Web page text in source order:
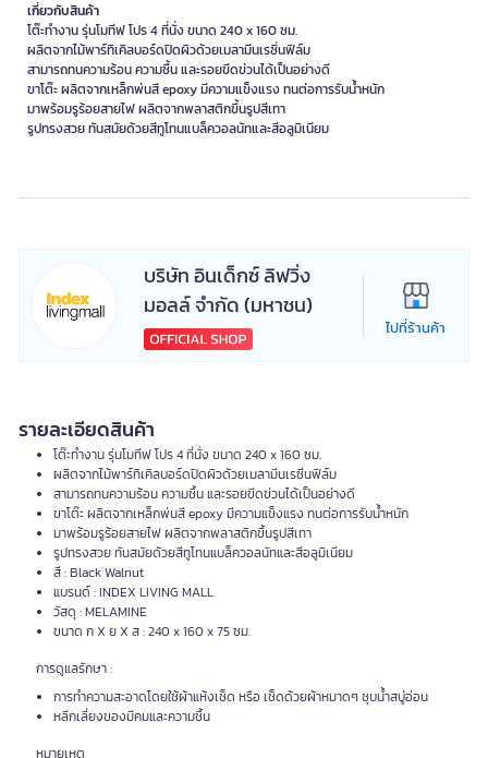
เกี่ยวกับสินค้า
โต๊ะทำงาน รุ่นโมทีฟ โปร 4 ที่นั่ง ขนาด 240 x 160 ซม.
ผลิตจากไม้พาร์ทิเคิลบอร์ดปิดผิวด้วยเมลามีนเรซิ่นฟิล์ม
สามารถทนความร้อน ความชื้น และรอยขีดข่วนได้เป็นอย่างดี
ขาโต๊ะ ผลิตจากเหล็กพ่นสี epoxy มีความแข็งแรง ทนต่อการรับน้ำหนัก
มาพร้อมรูร้อยสายไฟ ผลิตจากพลาสติกขึ้นรูปสีเทา
บริษัท อินเด็กซ์ ลิฟวิ่ง
มอลล์ จำกัด (มหาชน)
ไปที่ร้านค้า
รายละเอียดสินค้า
โต๊ะทำงาน รุ่นโมทีฟ โปร 4 ที่นั่ง ขนาด 240 x 160 ซม.
ผลิตจากไม้พาร์ทิเคิลบอร์ดปิดผิวด้วยเมลามีนเรซิ่นฟิล์ม
สามารถทนความร้อน ความชื้น และรอยขีดข่วนได้เป็นอย่างดี
ขาโต๊ะ ผลิตจากเหล็กพ่นสี epoxy มีความแข็งแรง ทนต่อการรับน้ำหนัก
มาพร้อมรูร้อยสายไฟ ผลิตจากพลาสติกขึ้นรูปสีเทา
รูปทรงสวย ทันสมัยด้วยสีทูโทนแบล็ควอลนัทและสีอลูมิเนียม
สี : Black Walnut
แบรนด์ : INDEX LIVING MALL
วัสดุ : MELAMINE
ขนาด ก X ย X ส : 240 x 160 x 75 ซม.
การดูแลรักษา :
การทำความสะอาดโดยใช้ผ้าแห้งเช็ด หรือ เช็ดด้วยผ้าหมาดๆ ชุบน้ำสบู่อ่อน
หลีกเลี่ยงของมีคมและความชื้น
หมายเหตุ